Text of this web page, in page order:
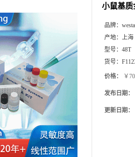
小鼠基质
品牌：
产地： 上海
型号： 48T
货号：
价格： ￥
发布日期：
更新日期：